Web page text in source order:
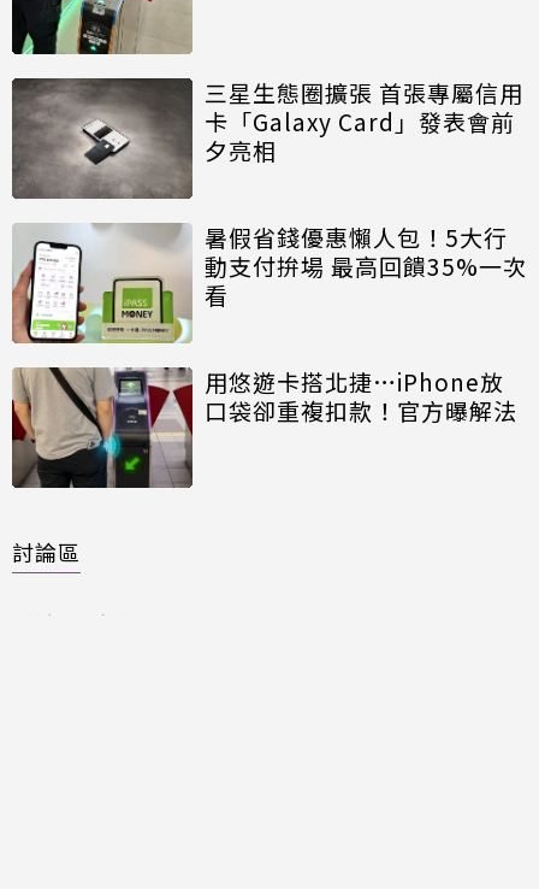
三星生態圈擴張 首張專屬信用
卡「Galaxy Card」發表會前
夕亮相
暑假省錢優惠懶人包！5大行
動支付拚場 最高回饋35%一次
看
用悠遊卡搭北捷…iPhone放
口袋卻重複扣款！官方曝解法
討論區
共有 則留言